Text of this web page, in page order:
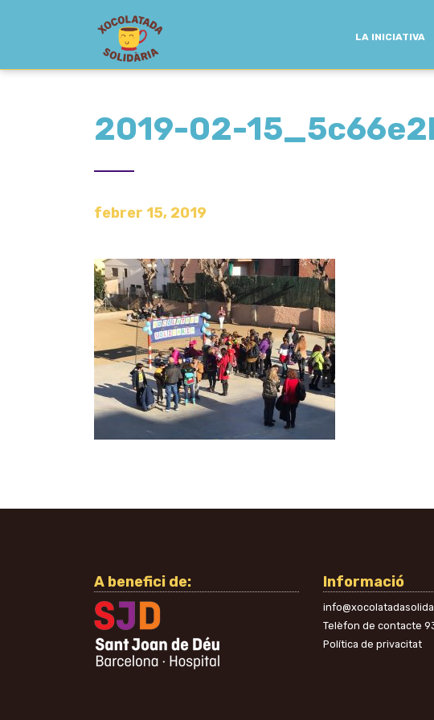
LA INICIATIVA
2019-02-
febrer 15, 2019
A benefici de: Informació
Telèfon de contacte
Política de privacitat